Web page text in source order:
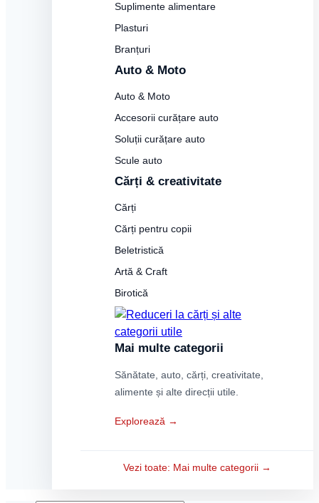
Suplimente alimentare
Plasturi
Branțuri
Auto & Moto
Auto & Moto
Accesorii curățare auto
Soluții curățare auto
Scule auto
Cărți & creativitate
Cărți
Cărți pentru copii
Beletristică
Artă & Craft
Birotică
Mai multe categorii
Sănătate, auto, cărți, creativitate,
alimente și alte direcții utile.
Explorează →
Vezi toate: Mai multe categorii →